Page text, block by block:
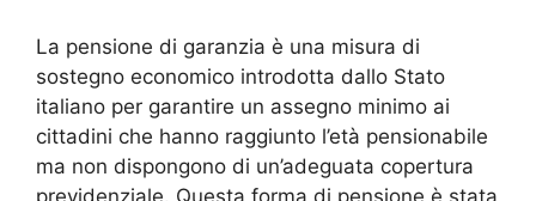
La pensione di garanzia è una misura di
sostegno economico introdotta dallo Stato
italiano per garantire un assegno minimo ai
cittadini che hanno raggiunto l’età pensionabile
ma non dispongono di un’adeguata copertura
previdenziale. Questa forma di pensione è stata